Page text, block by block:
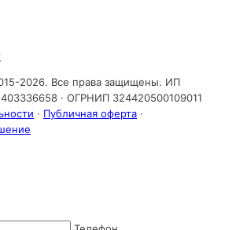
2026. Все права защищены. ИП
· ОГРНИП 324420500109011
· Публичная оферта ·